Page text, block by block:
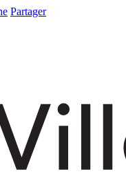
Partager